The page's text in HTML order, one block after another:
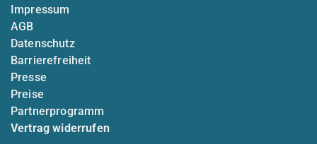
Impressum
AGB
Datenschutz
Barrierefreiheit
Presse
Preise
Partnerprogramm
Vertrag widerrufen